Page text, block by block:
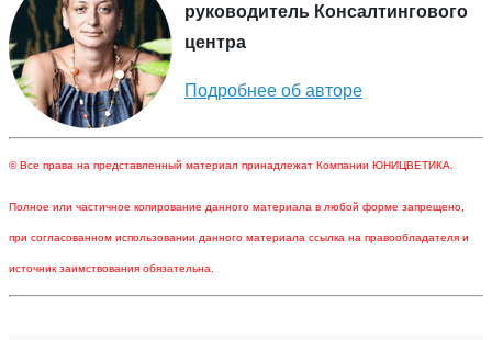
руководитель Консалтингового
центра
Подробнее об авторе
© Все права на представленный материал принадлежат Компании ЮНИЦВЕТИКА.
Полное или частичное копирование данного материала в любой форме запрещено,
при согласованном использовании данного материала ссылка на правообладателя и
источник заимствования обязательна.